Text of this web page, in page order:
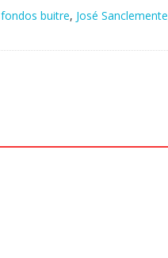
fondos buitre, José Sanclemente